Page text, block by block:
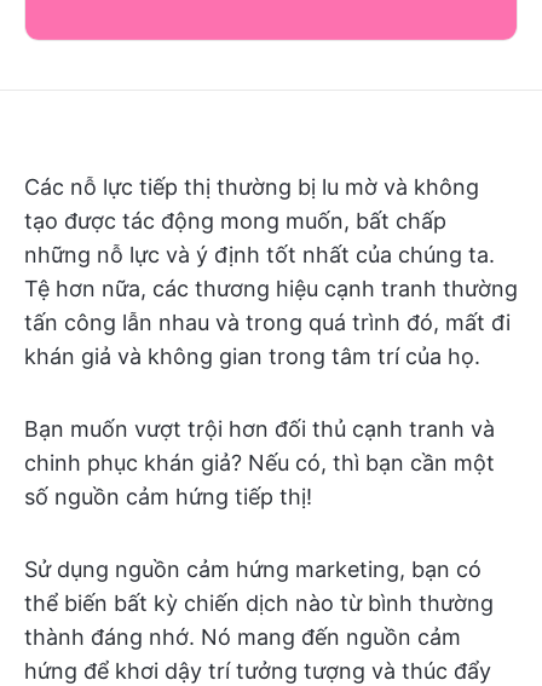
Các nỗ lực tiếp thị thường bị lu mờ và không
tạo được tác động mong muốn, bất chấp
những nỗ lực và ý định tốt nhất của chúng ta.
Tệ hơn nữa, các thương hiệu cạnh tranh thường
tấn công lẫn nhau và trong quá trình đó, mất đi
khán giả và không gian trong tâm trí của họ.
Bạn muốn vượt trội hơn đối thủ cạnh tranh và
chinh phục khán giả? Nếu có, thì bạn cần một
số nguồn cảm hứng tiếp thị!
Sử dụng nguồn cảm hứng marketing, bạn có
thể biến bất kỳ chiến dịch nào từ bình thường
thành đáng nhớ. Nó mang đến nguồn cảm
hứng để khơi dậy trí tưởng tượng và thúc đẩy